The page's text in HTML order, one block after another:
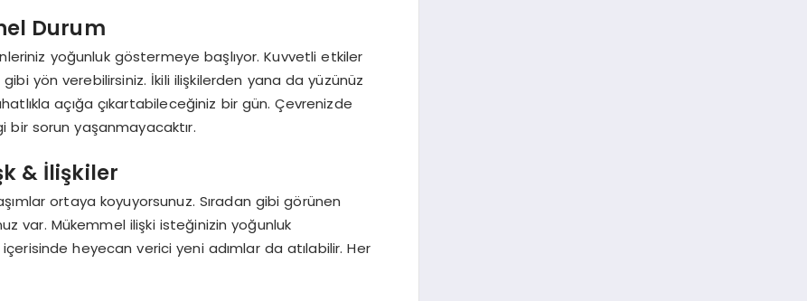
Durum
yoğunluk göstermeye başlıyor. Kuvvetli etkiler
gibi yön verebilirsiniz. İkili ilişkilerden yana da yüzünüz
açığa çıkartabileceğiniz bir gün. Çevrenizde
sorun yaşanmayacaktır.
& İlişkiler
ortaya koyuyorsunuz. Sıradan gibi görünen
var. Mükemmel ilişki isteğinizin yoğunluk
heyecan verici yeni adımlar da atılabilir. Her